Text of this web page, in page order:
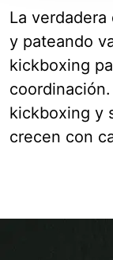
La
y pateando
kickboxing
kickboxing y
crecen con